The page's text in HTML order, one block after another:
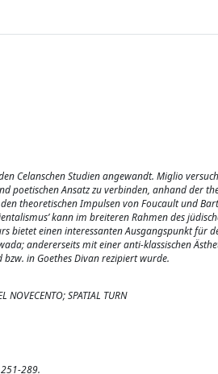
Celanschen Studien angewandt. Miglio
poetischen Ansatz zu verbinden, anhand der
theoretischen Impulsen von Foucault und
kann im breiteren Rahmen des
bietet einen interessanten Ausgangspunkt für
andererseits mit einer anti-klassischen
in Goethes Divan rezipiert wurde.
NOVECENTO; SPATIAL TURN
289.